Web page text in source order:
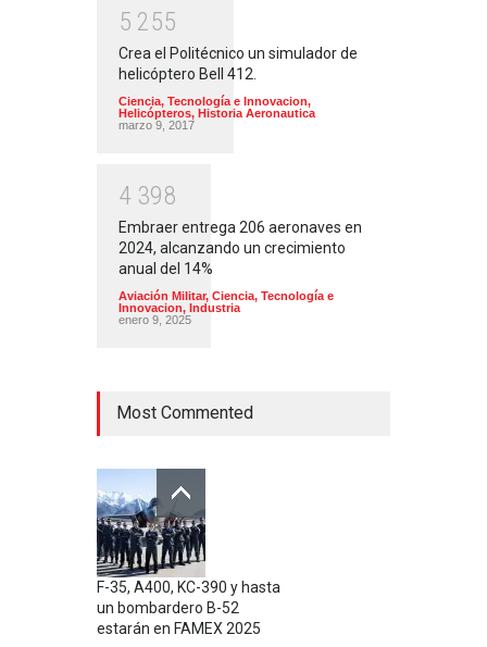
5 255
Crea el Politécnico un simulador de
helicóptero Bell 412.
Ciencia, Tecnología e Innovacion,
Helicópteros, Historia Aeronautica
marzo 9, 2017
4 398
Embraer entrega 206 aeronaves en
2024, alcanzando un crecimiento
anual del 14%
Aviación Militar, Ciencia, Tecnología e
Innovacion, Industria
enero 9, 2025
Most Commented
F-35, A400, KC-390 y hasta
un bombardero B-52
estarán en FAMEX 2025